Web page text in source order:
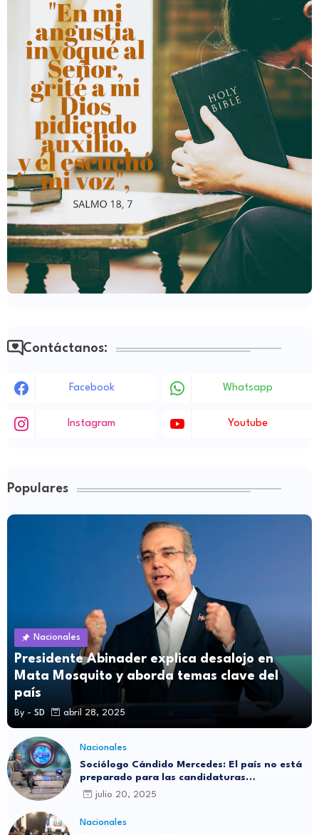
Contáctanos:
Facebook Whatsapp
Instagram Youtube
Populares
Nacionales
Presidente Abinader explica desalojo en
Mata Mosquito y aborda temas clave del
país
By - SD abril 28, 2025
Nacionales
Sociólogo Cándido Mercedes: El país no está
preparado para las candidaturas
independientes
julio 20, 2025
Nacionales